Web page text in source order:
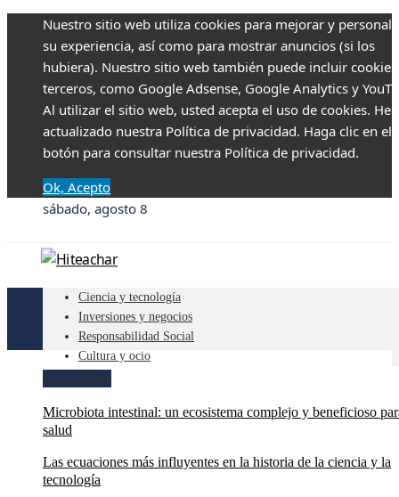
Nuestro sitio web utiliza cookies para mejorar y
su experiencia, así como para mostrar anuncios (si los
hubiera). Nuestro sitio web también puede incluir
terceros, como Google Adsense, Google Analytics y
Al utilizar el sitio web, usted acepta el uso de cookies.
actualizado nuestra Política de privacidad. Haga clic en el
botón para consultar nuestra Política de privacidad.
Ok, Acepto
sábado, agosto 8
Ciencia y tecnología
Inversiones y negocios
Responsabilidad Social
Cultura y ocio
Novedades
Microbiota intestinal: un ecosistema complejo y beneficioso
salud
Las ecuaciones más influyentes en la historia de la ciencia y la
tecnología